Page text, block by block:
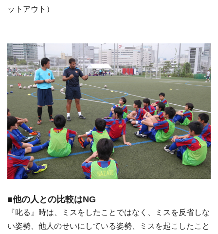
ットアウト）
■他の人との比較はNG
『叱る』時は、ミスをしたことではなく、ミスを反省しな
い姿勢、他人のせいにしている姿勢、ミスを起こしたこと